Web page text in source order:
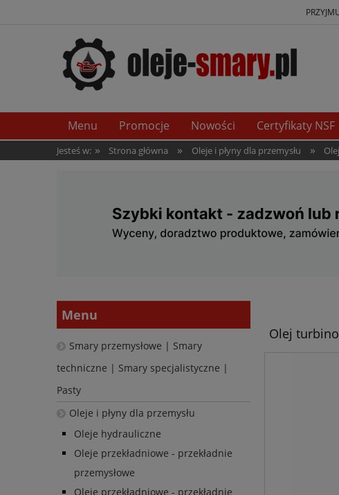
Menu Promocje Nowości Certyfikaty NSF
Jesteś w: » Strona główna » Oleje i płyny dla przemysłu »
Menu
Smary przemysłowe | Smary
techniczne | Smary specjalistyczne |
Pasty
Oleje i płyny dla przemysłu
Oleje hydrauliczne
Oleje przekładniowe - przekładnie
przemysłowe
Oleje przekładniowe - przekładnie
Olej